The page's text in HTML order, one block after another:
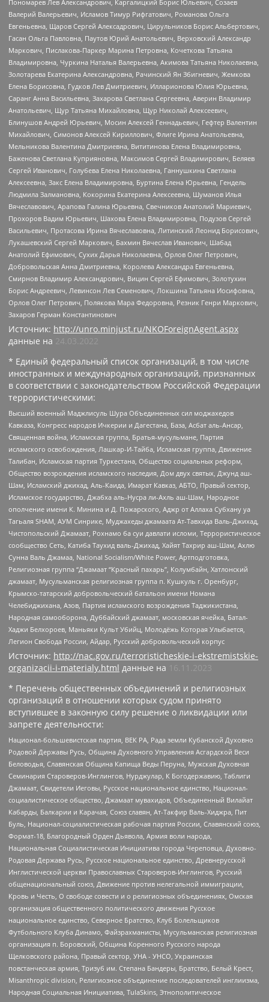
Пономарев Лев Александрович, Каргалицкий Борис Юльевич, Созаев
Валерий Валерьевич, Исламов Тимур Рифгатович, Романова Ольга
Евгеньевна, Щаров Сергей Алексадрович, Цирульников Борис Альбертович,
Гасан Ольга Павловна, Паутов Юрий Анатольевич, Верховский Александр
Маркович, Пислакова-Паркер Марина Петровна, Кочеткова Татьяна
Владимировна, Чуркина Наталья Валерьевна, Акимова Татьяна Николаевна,
Золотарева Екатерина Александровна, Рачинский Ян Збигневич, Жемкова
Елена Борисовна, Гудков Лев Дмитриевич, Илларионова Юлия Юрьевна,
Саранг Анна Васильевна, Захарова Светлана Сергеевна, Аверин Владимир
Анатольевич, Щур Татьяна Михайловна, Щур Николай Алексеевич,
Блинушов Андрей Юрьевич, Мосин Алексей Геннадьевич, Гефтер Валентин
Михайлович, Симонов Алексей Кириллович, Флиге Ирина Анатольевна,
Мельникова Валентина Дмитриевна, Вититинова Елена Владимировна,
Баженова Светлана Куприяновна, Максимов Сергей Владимирович, Беляев
Сергей Иванович, Голубева Елена Николаевна, Ганнушкина Светлана
Алексеевна, Закс Елена Владимировна, Буртина Елена Юрьевна, Гендель
Людмила Залмановна, Кокорина Екатерина Алексеевна, Шуманов Илья
Вячеславович, Арапова Галина Юрьевна, Свечников Анатолий Мариевич,
Прохоров Вадим Юрьевич, Шахова Елена Владимировна, Подузов Сергей
Васильевич, Протасова Ирина Вячеславовна, Литинский Леонид Борисович,
Лукашевский Сергей Маркович, Бахмин Вячеслав Иванович, Шабад
Анатолий Ефимович, Сухих Дарья Николаевна, Орлов Олег Петрович,
Добровольская Анна Дмитриевна, Королева Александра Евгеньевна,
Смирнов Владимир Александрович, Вицин Сергей Ефимович, Золотухин
Борис Андреевич, Левинсон Лев Семенович, Локшина Татьяна Иосифовна,
Орлов Олег Петрович, Полякова Мара Федоровна, Резник Генри Маркович,
Захаров Герман Константинович
Источник: http://unro.minjust.ru/NKOForeignAgent.aspx
данные на 24.03.2022
* Единый федеральный список организаций, в том числе
иностранных и международных организаций, признанных
в соответствии с законодательством Российской Федерации
террористическими:
Высший военный Маджлисуль Шура Объединенных сил моджахедов
Кавказа, Конгресс народов Ичкерии и Дагестана, База, Асбат аль-Ансар,
Священная война, Исламская группа, Братья-мусульмане, Партия
исламского освобождения, Лашкар-И-Тайба, Исламская группа, Движение
Талибан, Исламская партия Туркестана, Общество социальных реформ,
Общество возрождения исламского наследия, Дом двух святых, Джунд аш-
Шам, Исламский джихад, Аль-Каида, Имарат Кавказ, АБТО, Правый сектор,
Исламское государство, Джабха аль-Нусра ли-Ахль аш-Шам, Народное
ополчение имени К. Минина и Д. Пожарского, Аджр от Аллаха Субхану уа
Тагьаля SHAM, АУМ Синрике, Муджахеды джамаата Ат-Тавхида Валь-Джихад,
Чистопольский Джамаат, Рохнамо ба суи давлати исломи, Террористическое
сообщество Сеть, Катиба Таухид валь-Джихад, Хайят Тахрир аш-Шам, Ахлю
Сунна Валь Джамаа, National Socialism/White Power, Артподготовка,
Религиозная группа “Джамаат “Красный пахарь”, Колумбайн, Хатлонский
джамаат, Мусульманская религиозная группа п. Кушкуль г. Оренбург,
Крымско-татарский добровольческий батальон имени Номана
Челебиджихана, Азов, Партия исламского возрождения Таджикистана,
Народная самооборона, Дуббайский джамаат, московская ячейка, Батал-
Хаджи Белхороев, Маньяки Культ Убийц, Молодёжь Которая Улыбается,
Легион Свобода России, Айдар, Русский добровольческий корпус
Источник: http://nac.gov.ru/terroristicheskie-i-ekstremistskie-
organizacii-i-materialy.html данные на
16.11.2023
* Перечень общественных объединений и религиозных
организаций в отношении которых судом принято
вступившее в законную силу решение о ликвидации или
запрете деятельности:
Национал-большевистская партия, ВЕК РА, Рада земли Кубанской Духовно
Родовой Державы Русь, Община Духовного Управления Асгардской Веси
Беловодья, Славянская Община Капища Веды Перуна, Мужская Духовная
Семинария Староверов-Инглингов, Нурджулар, К Богодержавию, Таблиги
Джамаат, Свидетели Иеговы, Русское национальное единство, Национал-
социалистическое общество, Джамаат мувахидов, Объединенный Вилайат
Кабарды, Балкарии и Карачая, Союз славян, Ат-Такфир Валь-Хиджра, Пит
Буль, Национал-социалистическая рабочая партия России, Славянский союз,
Формат-18, Благородный Орден Дьявола, Армия воли народа,
Национальная Социалистическая Инициатива города Череповца, Духовно-
Родовая Держава Русь, Русское национальное единство, Древнерусской
Инглистической церкви Православных Староверов-Инглингов, Русский
общенациональный союз, Движение против нелегальной иммиграции,
Кровь и Честь, О свободе совести и о религиозных объединениях, Омская
организация общественного политического движения Русское
национальное единство, Северное Братство, Клуб Болельщиков
Футбольного Клуба Динамо, Файзрахманисты, Мусульманская религиозная
организация п. Боровский, Община Коренного Русского народа
Щелковского района, Правый сектор, УНА - УНСО, Украинская
повстанческая армия, Тризуб им. Степана Бандеры, Братство, Белый Крест,
Misanthropic division, Религиозное объединение последователей инглиизма,
Народная Социальная Инициатива, TulaSkins, Этнополитическое